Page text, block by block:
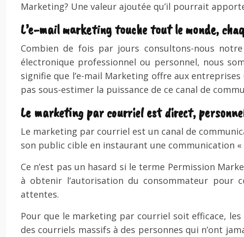
Marketing? Une valeur ajoutée qu’il pourrait
L’e-mail marketing touche tout le monde,
Combien de fois par jours consultons-nous
électronique professionnel ou personnel, nous
signifie que l’e-mail Marketing offre aux
pas sous-estimer la puissance de ce canal de
Le marketing par courriel est direct,
Le marketing par courriel est un canal de
son public cible en instaurant une communication «
Ce n’est pas un hasard si le terme Permission
à obtenir l’autorisation du consommateur pour
attentes.
Pour que le marketing par courriel soit efficace,
des courriels massifs à des personnes qui n’ont